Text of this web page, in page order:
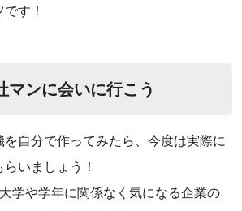
す！
マンに会いに行こう
自分で作ってみたら、今度は実際に
いましょう！
学や学年に関係なく気になる企業の